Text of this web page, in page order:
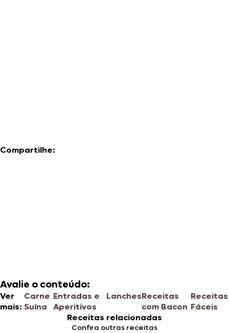
Compartilhe:
Avalie o conteúdo:
Ver
mais:
Carne
Suína
Entradas e
Aperitivos
LanchesReceitas
com Bacon
Receitas
Fáceis
Receitas relacionadas
Confira outras receitas